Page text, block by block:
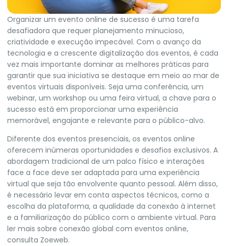
Organizar um evento online de sucesso é uma tarefa
desafiadora que requer planejamento minucioso,
criatividade e execução impecável. Com o avanço da
tecnologia e a crescente digitalização dos eventos, é cada
vez mais importante dominar as melhores práticas para
garantir que sua iniciativa se destaque em meio ao mar de
eventos virtuais disponíveis. Seja uma conferência, um
webinar, um workshop ou uma feira virtual, a chave para o
sucesso está em proporcionar uma experiência
memorável, engajante e relevante para o público-alvo.
Diferente dos eventos presenciais, os eventos online
oferecem inúmeras oportunidades e desafios exclusivos. A
abordagem tradicional de um palco físico e interações
face a face deve ser adaptada para uma experiência
virtual que seja tão envolvente quanto pessoal. Além disso,
é necessário levar em conta aspectos técnicos, como a
escolha da plataforma, a qualidade da conexão à internet
e a familiarização do público com o ambiente virtual. Para
ler mais sobre conexão global com eventos online,
consulta Zoeweb.